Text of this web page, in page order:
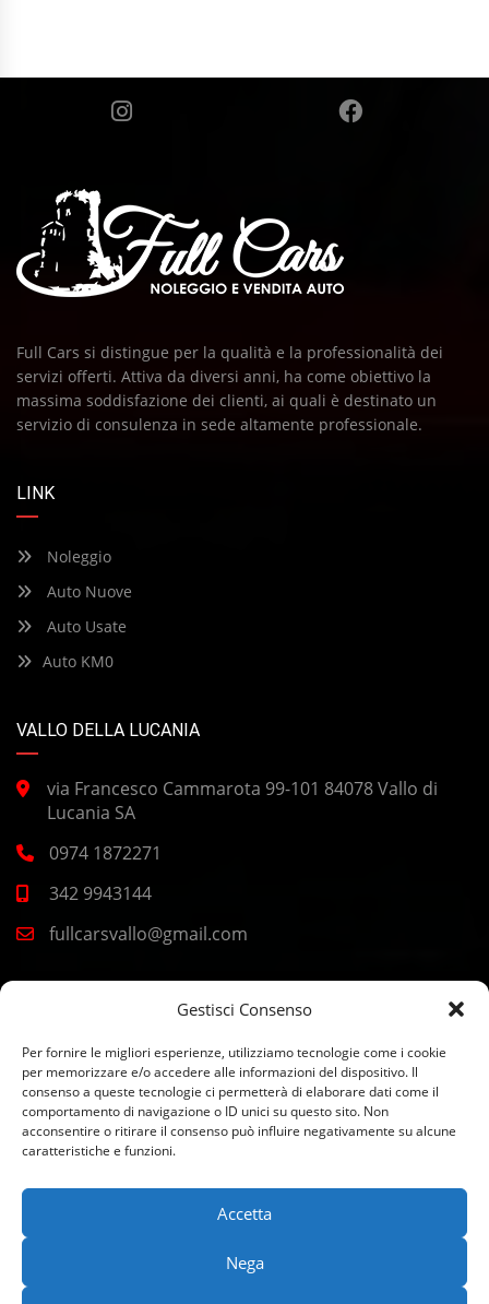
Gestisci Consenso
Per fornire le migliori esperienze, utilizziamo tecnologie come i cookie
per memorizzare e/o accedere alle informazioni del dispositivo. Il
consenso a queste tecnologie ci permetterà di elaborare dati come il
comportamento di navigazione o ID unici su questo sito. Non
acconsentire o ritirare il consenso può influire negativamente su alcune
caratteristiche e funzioni.
Accetta
Nega
Full Cars si distingue per la qualità e la professionalità dei
servizi offerti. Attiva da diversi anni, ha come obiettivo la
massima soddisfazione dei clienti, ai quali è destinato un
servizio di consulenza in sede altamente professionale.
LINK
Noleggio
Auto Nuove
Auto Usate
Auto KM0
VALLO DELLA LUCANIA
via Francesco Cammarota 99-101 84078 Vallo di
Lucania SA
0974 1872271
342 9943144
fullcarsvallo@gmail.com
Corso Europa 2, 84040 Casal Velino SA
0974 277049
392 4443400